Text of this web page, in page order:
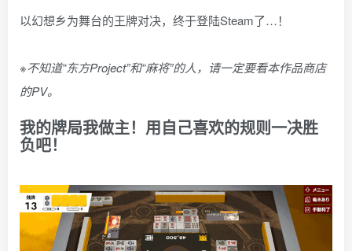
以幻想乡为舞台的王牌对决，终于登陆Steam了…！
※不知道“东方Project”和“麻将”的人，请一定要看本作品商店
的PV。
我的牌局我做主！用自己喜欢的规则一决胜
负吧！